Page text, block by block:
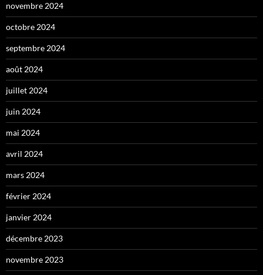
novembre 2024
octobre 2024
septembre 2024
août 2024
juillet 2024
juin 2024
mai 2024
avril 2024
mars 2024
février 2024
janvier 2024
décembre 2023
novembre 2023